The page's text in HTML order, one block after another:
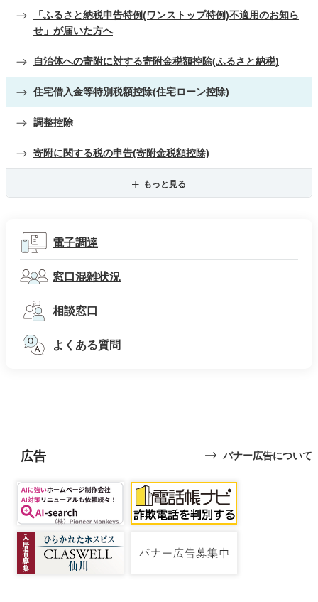
「ふるさと納税申告特例(ワンストップ特例)不適用のお知ら
せ」が届いた方へ
自治体への寄附に対する寄附金税額控除(ふるさと納税)
住宅借入金等特別税額控除(住宅ローン控除)
調整控除
寄附に関する税の申告(寄附金税額控除)
もっと見る
電子調達
窓口混雑状況
相談窓口
よくある質問
広告 バナー広告について